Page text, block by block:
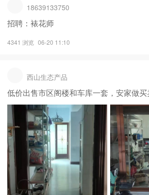
18639133750
招聘：裱花师
4341 浏览 06-20 11:10
西山生态产品
低价出售市区阁楼和车库一套，安家做